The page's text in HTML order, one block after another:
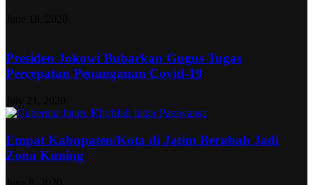
Presiden Jokowi Bubarkan Gugus Tugas
Percepatan Penanganan Covid-19
Empat Kabupaten/Kota di Jatim Berubah Jadi
Zona Kuning